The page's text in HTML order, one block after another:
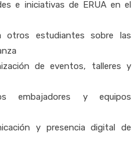
e iniciativas de ERUA en el
otros estudiantes sobre las
de eventos, talleres y
embajadores y equipos
y presencia digital de